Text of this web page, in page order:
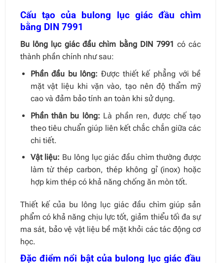
Cấu tạo của bulong lục giác đầu chìm
bằng DIN 7991
Bu lông lục giác đầu chìm bằng DIN 7991 có các
thành phần chính như sau:
Phần đầu bu lông: Được thiết kế phẳng với bề
mặt vật liệu khi vặn vào, tạo nên độ thẩm mỹ
cao và đảm bảo tính an toàn khi sử dụng.
Phần thân bu lông: Là phần ren, được chế tạo
theo tiêu chuẩn giúp liên kết chắc chắn giữa các
chi tiết.
Vật liệu: Bu lông lục giác đầu chìm thường được
làm từ thép carbon, thép không gỉ (inox) hoặc
hợp kim thép có khả năng chống ăn mòn tốt.
Thiết kế của bu lông lục giác đầu chìm giúp sản
phẩm có khả năng chịu lực tốt, giảm thiểu tối đa sự
ma sát, bảo vệ vật liệu bề mặt khỏi các tác động cơ
học.
Đặc điểm nổi bật của bulong lục giác đầu